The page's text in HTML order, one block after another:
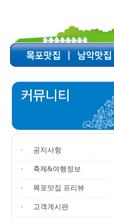
공지사항
축제&여행정보
목포맛집 프리뷰
고객게시판